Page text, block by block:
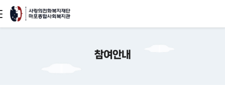
본문
참여안내